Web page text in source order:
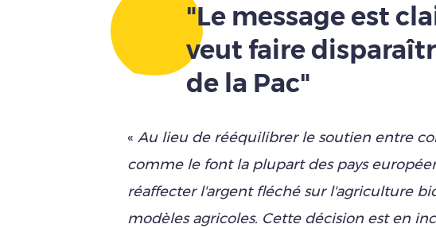
"Le message est
veut faire
de la Pac"
« Au lieu de rééquilibrer le soutien entre
comme le font la plupart des pays
réaffecter l'argent fléché sur l'agriculture
modèles agricoles. Cette décision est en